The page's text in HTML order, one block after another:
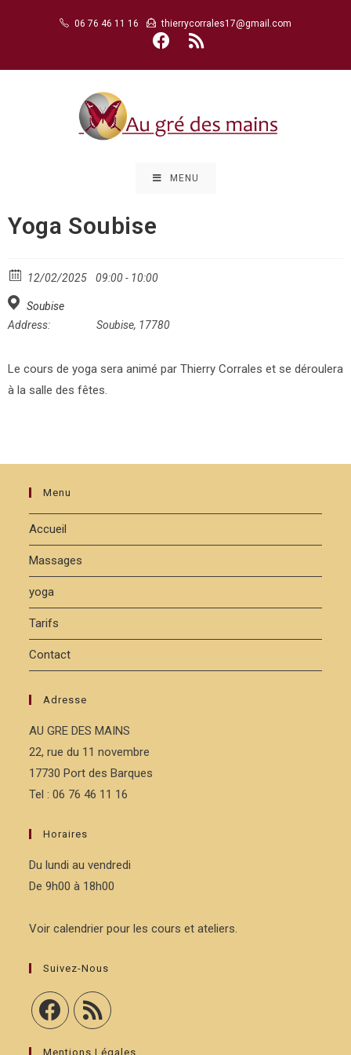
06 76 46 11 16 thierrycorrales17@gmail.com
MENU
Yoga Soubise
12/02/2025 09:00 - 10:00
Soubise
Address:
Soubise, 17780
Le cours de yoga sera animé par Thierry Corrales et se déroulera
à la salle des fêtes.
Menu
Accueil
Massages
yoga
Tarifs
Contact
Adresse
AU GRE DES MAINS
22, rue du 11 novembre
17730 Port des Barques
Tel : 06 76 46 11 16
Horaires
Du lundi au vendredi
De 9h00 à 18h00
Voir calendrier pour les cours et ateliers.
Suivez-Nous
Mentions Légales